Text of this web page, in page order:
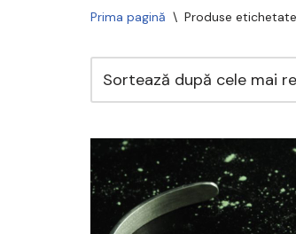
Prima pagină \ Produse